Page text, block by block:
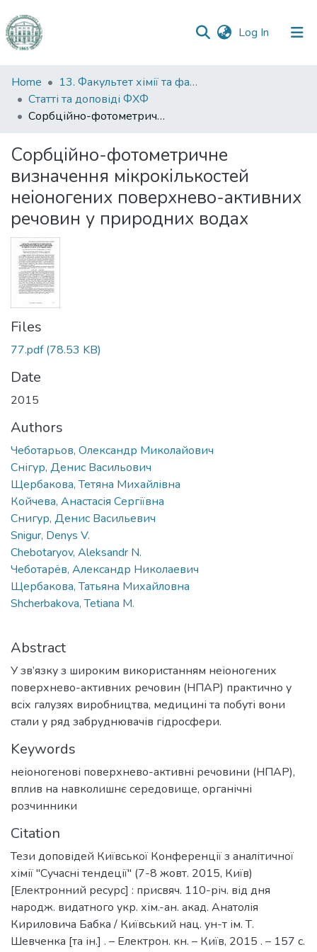
Log In (current)
Communities
&
Collections
Statistics
Home
13. Факультет хімії та фармації
Статті та доповіді ФХФ
Сорбційно-фотометричне визначення мікрокількостей неіоногених поверхнево-активних речовин у природних водах
Сорбційно-фотометричне
визначення мікрокількостей
неіоногених поверхнево-активних
речовин у природних водах
Files
77.pdf(78.53 KB)
Date
2015
Authors
Чеботарьов, Олександр Миколайович
Снігур, Денис Васильович
Щербакова, Тетяна Михайлівна
Койчева, Анастасія Сергіївна
Снигур, Денис Васильевич
Snigur, Denys V.
Chebotaryov, Aleksandr N.
Чеботарёв, Александр Николаевич
Щербакова, Татьяна Михайловна
Shcherbakova, Tetiana M.
Abstract
У зв’язку з широким використанням неіоногених
поверхнево-активних речовин (НПАР) практично у
всіх галузях виробництва, медицині та побуті вони
стали у ряд забруднювачів гідросфери.
Keywords
неіоногенові поверхнево-активні речовини (НПАР),
вплив на навколишнє середовище, органічні
розчинники
Citation
Тези доповідей Київської Конференції з аналітичної
хімії "Сучасні тендеції" (7-8 жовт. 2015, Київ)
[Електронний ресурс] : присвяч. 110-річ. від дня
народж. видатного укр. хім.-ан. акад. Анатолія
Кириловича Бабка / Київський нац. ун-т ім. Т.
Шевченка [та ін.] . – Електрон. кн. – Київ, 2015 . – 157 с.